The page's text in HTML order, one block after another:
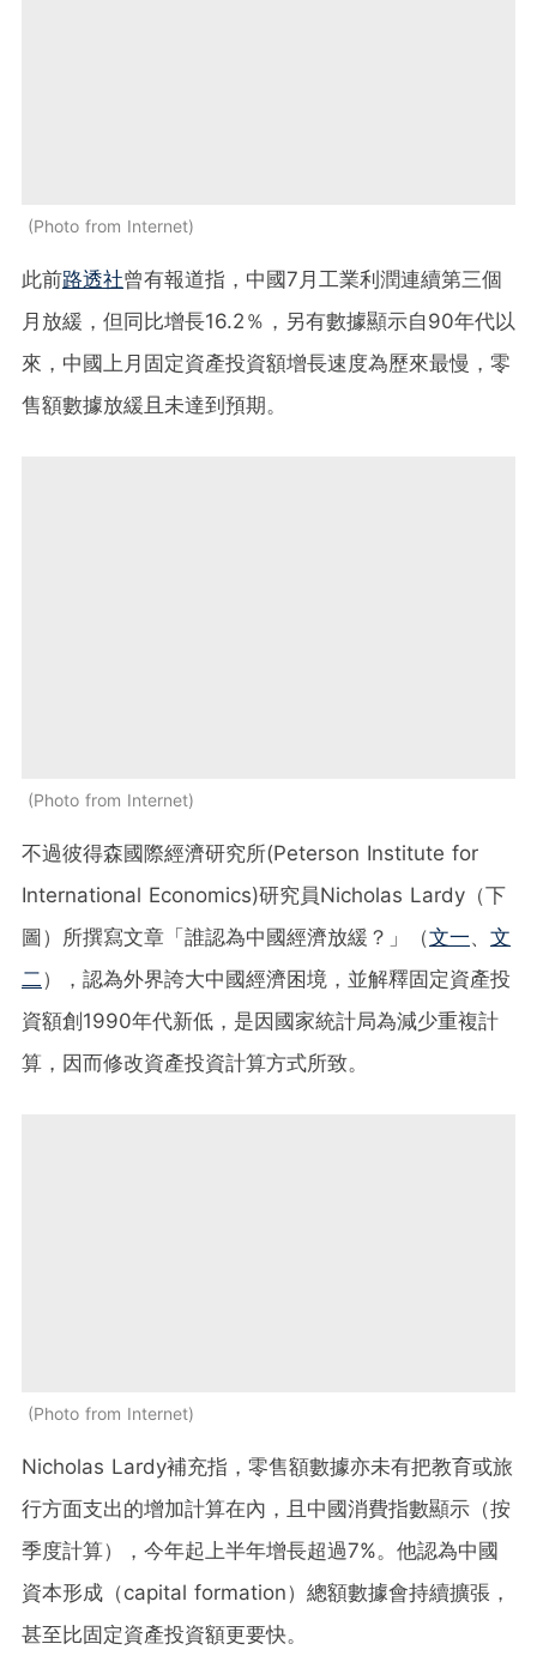
Photo from Internet
此前路透社曾有報道指，中國7月工業利潤連續第三個
月放緩，但同比增長16.2％，另有數據顯示自90年代以
來，中國上月固定資產投資額增長速度為歷來最慢，零
售額數據放緩且未達到預期。
Photo from Internet
不過彼得森國際經濟研究所(Peterson Institute for
International Economics)研究員Nicholas Lardy（下
圖）所撰寫文章「誰認為中國經濟放緩？」（文一、 文
二），認為外界誇大中國經濟困境，並解釋固定資產投
資額創1990年代新低，是因國家統計局為減少重複計
算，因而修改資產投資計算方式所致。
Photo from Internet
Nicholas Lardy補充指，零售額數據亦未有把教育或旅
行方面支出的增加計算在內，且中國消費指數顯示（按
季度計算），今年起上半年增長超過7%。他認為中國
資本形成（capital formation）總額數據會持續擴張，
甚至比固定資產投資額更要快。